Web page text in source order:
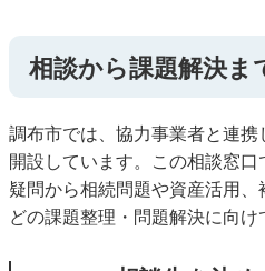
相談から課題解決ま
調布市では、協力事業者と連
開設しています。この相談窓
疑問から相続問題や資産活用
どの課題整理・問題解決に向け